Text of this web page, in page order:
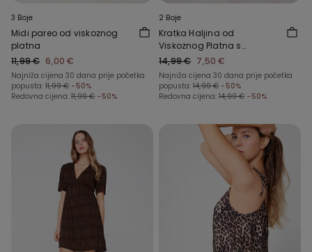
3 Boje
Midi pareo od viskoznog
platna
11,99 € 6,00 €
Najniža cijena 30 dana prije početka
popusta: 11,99 € -50%
Redovna cijena: 11,99 € -50%
2 Boje
Kratka Haljina od
Viskoznog Platna s
Vezicama
14,99 € 7,50 €
Najniža cijena 30 dana prije početka
popusta: 14,99 € -50%
Redovna cijena: 14,99 € -50%